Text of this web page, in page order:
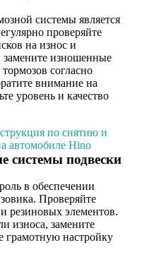
системы является
проверяйте
на износ и
изношенные
согласно
внимание на
уровень и качество
по снятию и
автомобиле Hino
системы подвески
в обеспечении
Проверяйте
резиновых элементов.
износа, замените
грамотную настройку